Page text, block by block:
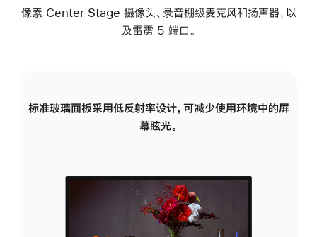
像素 Center Stage 摄像头、录音棚级麦克风和扬声器，以
及雷雳 5 端口。
标准玻璃面板采用低反射率设计，可减少使用环境中的屏
幕眩光。